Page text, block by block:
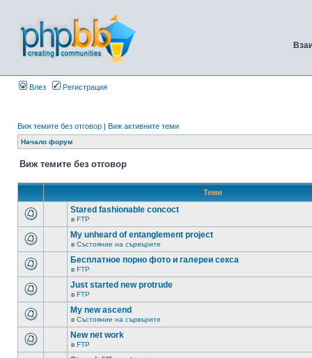
Влез Регистрация
Виж темите без отговор | Виж активните теми
Начало форум
Виж темите без отговор
Теми
Stared fashionable concoct
в FTP
My unheard of entanglement project
в Състояние на сървърите
Бесплатное порно фото и галереи секса
в FTP
Just started new protrude
в FTP
My new ascend
в Състояние на сървърите
New net work
в FTP